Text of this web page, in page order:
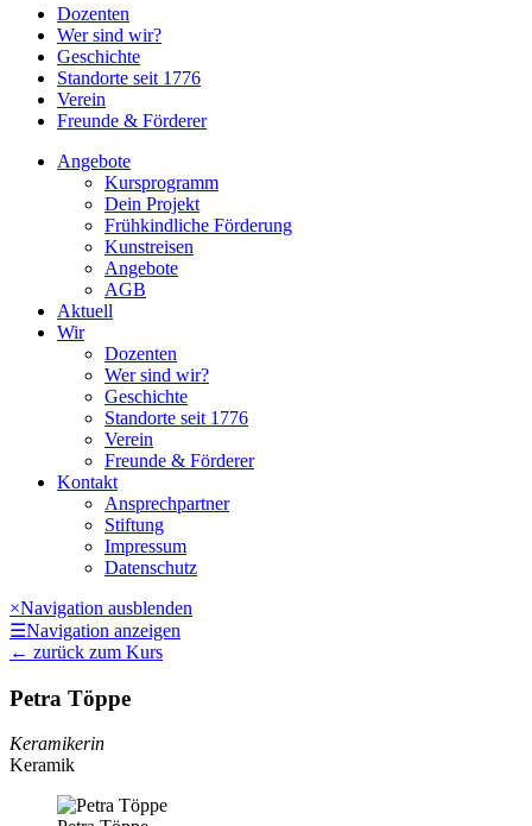
Dozenten
Wer sind wir?
Geschichte
Standorte seit 1776
Verein
Freunde & Förderer
Angebote
Kursprogramm
Dein Projekt
Frühkindliche Förderung
Kunstreisen
Angebote
AGB
Aktuell
Wir
Dozenten
Wer sind wir?
Geschichte
Standorte seit 1776
Verein
Freunde & Förderer
Kontakt
Ansprechpartner
Stiftung
Impressum
Datenschutz
×Navigation ausblenden
☰Navigation anzeigen
← zurück zum Kurs
Petra Töppe
Keramikerin
Keramik